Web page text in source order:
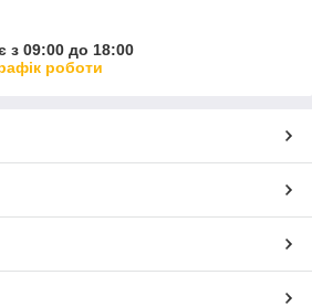
робити затиску болтів та не
корозії.
спеціалізованого інтернет-магазину
складається ПЕ
з 09:00 до 18:00
роботи